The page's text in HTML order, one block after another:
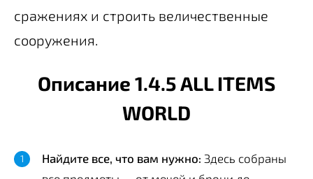
сражениях и строить величественные
сооружения.
Описание 1.4.5 ALL ITEMS
WORLD
Найдите все, что вам нужно: Здесь собраны